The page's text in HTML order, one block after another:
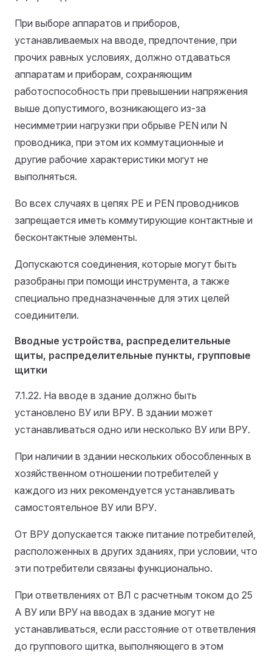
При выборе аппаратов и приборов,
устанавливаемых на вводе, предпочтение, при
прочих равных условиях, должно отдаваться
аппаратам и приборам, сохраняющим
работоспособность при превышении напряжения
выше допустимого, возникающего из-за
несимметрии нагрузки при обрыве РЕN или N
проводника, при этом их коммутационные и
другие рабочие характеристики могут не
выполняться.
Во всех случаях в цепях РЕ и РЕN проводников
запрещается иметь коммутирующие контактные и
бесконтактные элементы.
Допускаются соединения, которые могут быть
разобраны при помощи инструмента, а также
специально предназначенные для этих целей
соединители.
Вводные устройства, распределительные
щиты, распределительные пункты, групповые
щитки
7.1.22. На вводе в здание должно быть
установлено ВУ или ВРУ. В здании может
устанавливаться одно или несколько ВУ или ВРУ.
При наличии в здании нескольких обособленных в
хозяйственном отношении потребителей у
каждого из них рекомендуется устанавливать
самостоятельное ВУ или ВРУ.
От ВРУ допускается также питание потребителей,
расположенных в других зданиях, при условии, что
эти потребители связаны функционально.
При ответвлениях от ВЛ с расчетным током до 25
А ВУ или ВРУ на вводах в здание могут не
устанавливаться, если расстояние от ответвления
до группового щитка, выполняющего в этом